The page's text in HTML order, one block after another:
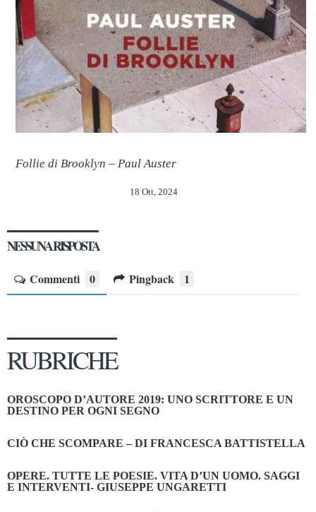
Follie di Brooklyn – Paul Auster
18 Ott, 2024
NESSUNA RISPOSTA
Commenti 0 Pingback 1
RUBRICHE
OROSCOPO D’AUTORE 2019: UNO SCRITTORE E UN
DESTINO PER OGNI SEGNO
CIÒ CHE SCOMPARE – DI FRANCESCA BATTISTELLA
OPERE. TUTTE LE POESIE. VITA D’UN UOMO. SAGGI
E INTERVENTI- GIUSEPPE UNGARETTI